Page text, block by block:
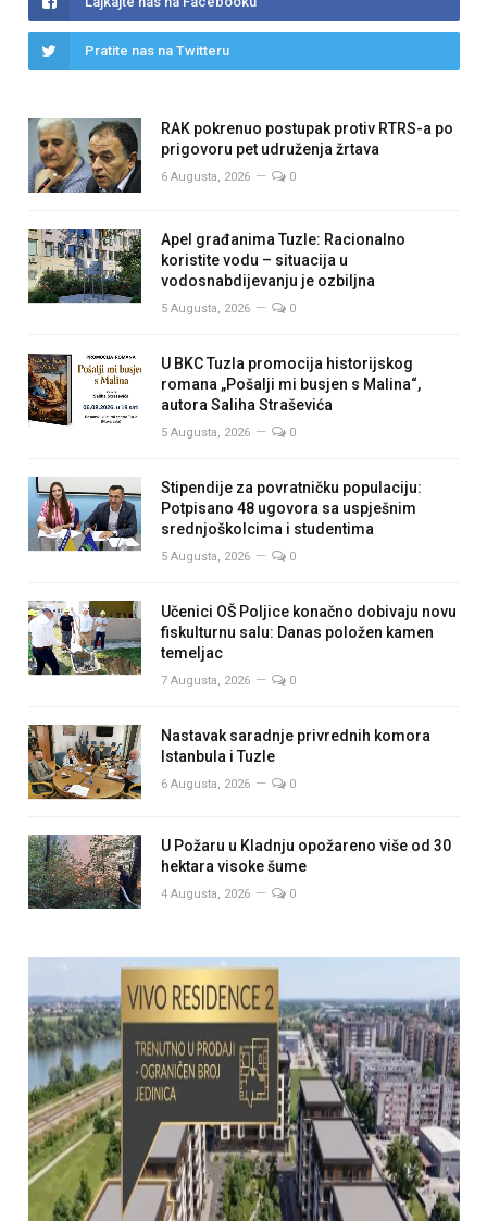
Pratite nas na Twitteru
RAK pokrenuo postupak protiv RTRS-a po
prigovoru pet udruženja žrtava
6 Augusta, 2026 0
Apel građanima Tuzle: Racionalno
koristite vodu – situacija u
vodosnabdijevanju je ozbiljna
5 Augusta, 2026 0
U BKC Tuzla promocija historijskog
romana „Pošalji mi busjen s Malina“,
autora Saliha Straševića
5 Augusta, 2026 0
Stipendije za povratničku populaciju:
Potpisano 48 ugovora sa uspješnim
srednjoškolcima i studentima
5 Augusta, 2026 0
Učenici OŠ Poljice konačno dobivaju novu
fiskulturnu salu: Danas položen kamen
temeljac
7 Augusta, 2026 0
Nastavak saradnje privrednih komora
Istanbula i Tuzle
6 Augusta, 2026 0
U Požaru u Kladnju opožareno više od 30
hektara visoke šume
4 Augusta, 2026 0